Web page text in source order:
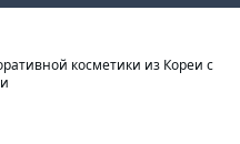
косметики из Кореи с